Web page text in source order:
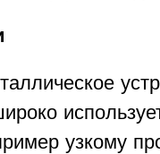
узкому